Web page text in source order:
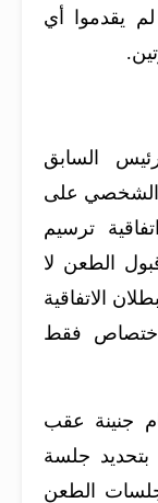
يقدموا أي
السابق
الشخصي على
ترسيم
الطعن لا
الاتفاقية
فقط
جنينة عقب
بتحديد جلسة
جلسات الطعن